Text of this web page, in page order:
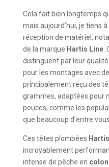
Cela fait bien longtemps
mais aujourd’hui, je tiens
réception de matériel,
de la marque Hartis Line.
distinguent par leur
pour les montages avec
principalement reçu des
grammes, adaptées pour
pouces, comme les
que beaucoup d’entre
Ces têtes plombées
incroyablement
intense de pêche en